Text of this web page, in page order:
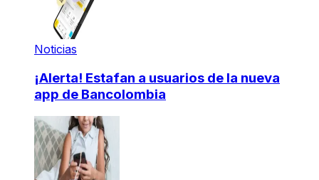
Noticias
¡Alerta! Estafan a usuarios de la nueva
app de Bancolombia